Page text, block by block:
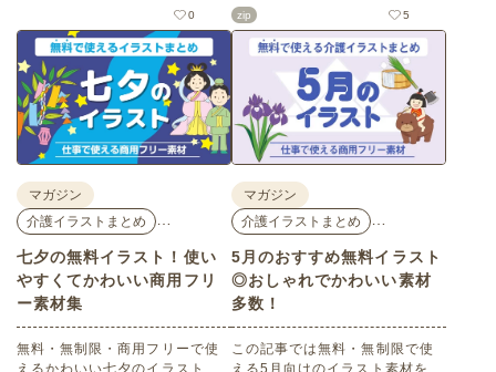
します。夏の花であるひまわり
や朝顔、夏祭り、花火、七夕な
ど夏ならではのかわいいイラス
トをご用意！ポスターやパンフ
レットなどで使いやすいテイス
トなので、ぜひご活用くださ
い。
0
した解像度で、点数制限なしで
自由に使える素材ばかり♪どなた
でもご利用いただけます！ぜひ
ご活用ください。
zip 5
マガジン
介護イラストまとめ
七夕の無料イラスト！使い
やすくてかわいい商用フリ
ー素材集
無料・無制限・商用フリーで使
えるかわいい七夕のイラスト素
マガジン
介護イラストまとめ
5月のおすすめ無料イラスト
◎おしゃれでかわいい素材
多数！
この記事では無料・無制限で使
える5月向けのイラスト素材を多